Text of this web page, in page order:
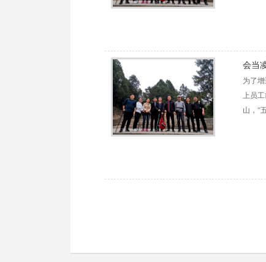
会当
为了
上员
山，“